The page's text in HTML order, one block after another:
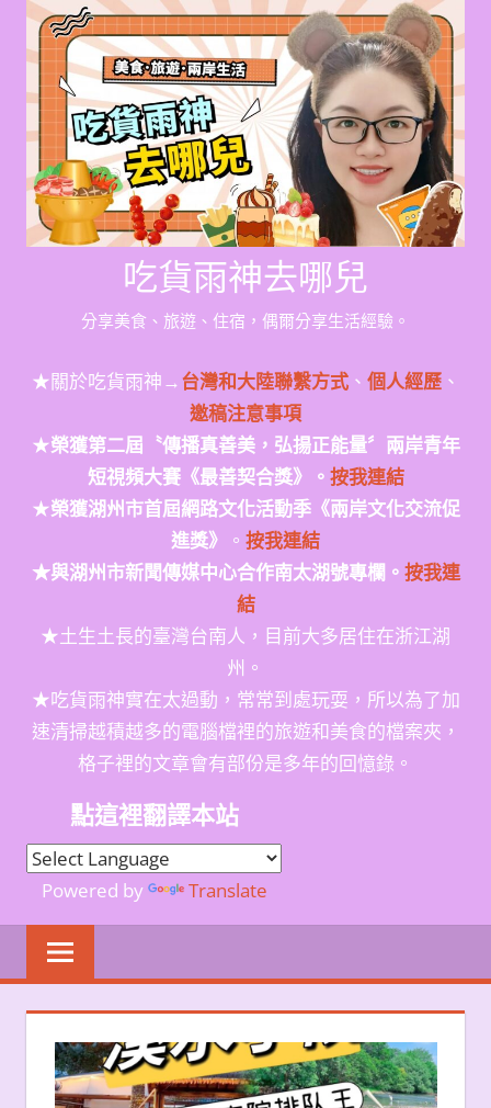
Skip
content
吃貨雨神去哪兒
分享美食、旅遊、住宿，偶爾分享生活經驗。
★關於吃貨雨神→台灣和大陸聯繫方式、 個人經歷、
邀稿注意事項
★榮獲第二屆〝傳播真善美，弘揚正能量〞兩岸青年
短視頻大賽《最善契合獎》。 按我連結
★榮獲湖州市首屆網路文化活動季《兩岸文化交流促
進獎》
。 按我連結
★與湖州市新聞傳媒中心合作南太湖號專欄。 按我連
結
★土生土長的臺灣台南人，目前大多居住在浙江湖
州。
★吃貨雨神實在太過動，常常到處玩耍，所以為了加
速清掃越積越多的電腦檔裡的旅遊和美食的檔案夾，
格子裡的文章會有部份是多年的回憶錄。
點這裡翻譯本站
Powered by Translate